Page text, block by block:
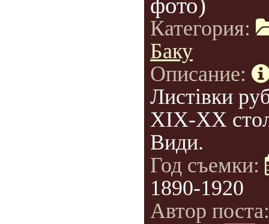
Категория:
Баку
Описание:
Листівки
XIX-XX
Види.
Год съемки:
1890-1920
Автор